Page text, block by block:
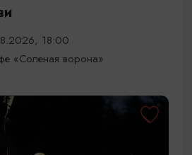
18:00
«Соленая ворона»